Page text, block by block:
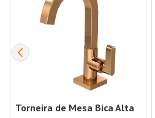
Torneira de Mesa Bica Alta